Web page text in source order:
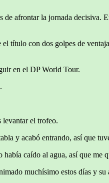
afrontar la jornada decisiva.
título con dos golpes de
en el DP World Tour.
levantar el trofeo.
y acabó entrando, así que
caído al agua, así que me
muchísimo estos días y